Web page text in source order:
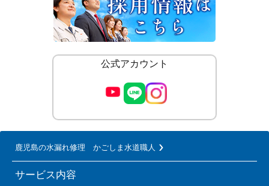
公式アカウント
鹿児島の水漏れ修理 かごしま水道職人
サービス内容